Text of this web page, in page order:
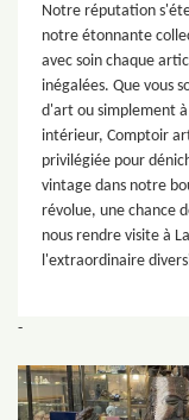
Notre réputation
notre étonnante
avec soin chaque
inégalées. Que vous
d'art ou simplement
intérieur, Comptoir
privilégiée pour
vintage dans notre
révolue, une chance
nous rendre visite à
l'extraordinaire
-